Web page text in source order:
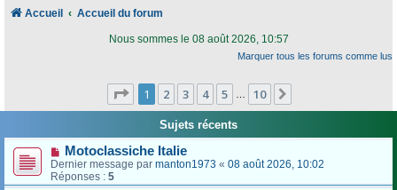
Accueil Accueil du forum
Nous sommes le 08 août 2026, 10:57
Marquer tous les forums comme lus
Page 1sur
1 2 3 4 5 10
Sujets récents
Motoclassiche Italie
Dernier message par manton1973 « 08 août 2026, 10:02
Réponses : 5